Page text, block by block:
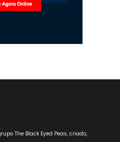
The Black Eyed Peas, criado,